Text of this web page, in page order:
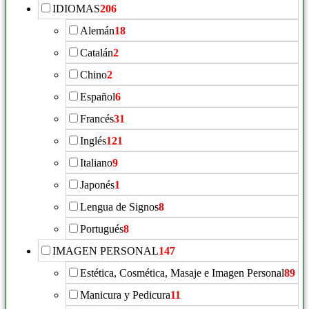
IDIOMAS206
Alemán18
Catalán2
Chino2
Español6
Francés31
Inglés121
Italiano9
Japonés1
Lengua de Signos8
Portugués8
IMAGEN PERSONAL147
Estética, Cosmética, Masaje e Imagen Personal89
Manicura y Pedicura11